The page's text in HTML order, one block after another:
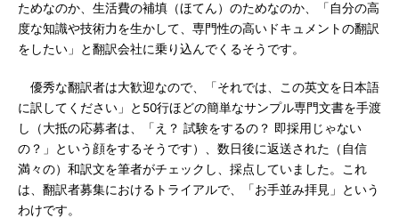
ためなのか、生活費の補填（ほてん）のためなのか、「自分の高
度な知識や技術力を生かして、専門性の高いドキュメントの翻訳
をしたい」と翻訳会社に乗り込んでくるそうです。
優秀な翻訳者は大歓迎なので、「それでは、この英文を日本語
に訳してください」と50行ほどの簡単なサンプル専門文書を手渡
し（大抵の応募者は、「え？ 試験をするの？ 即採用じゃない
の？」という顔をするそうです）、数日後に返送された（自信
満々の）和訳文を筆者がチェックし、採点していました。これ
は、翻訳者募集におけるトライアルで、「お手並み拝見」という
わけです。